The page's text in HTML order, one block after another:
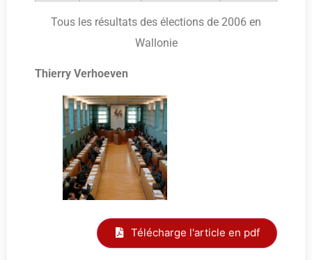
Tous les résultats des élections de 2006 en
Wallonie
Thierry Verhoeven
Télécharge l'article en pdf